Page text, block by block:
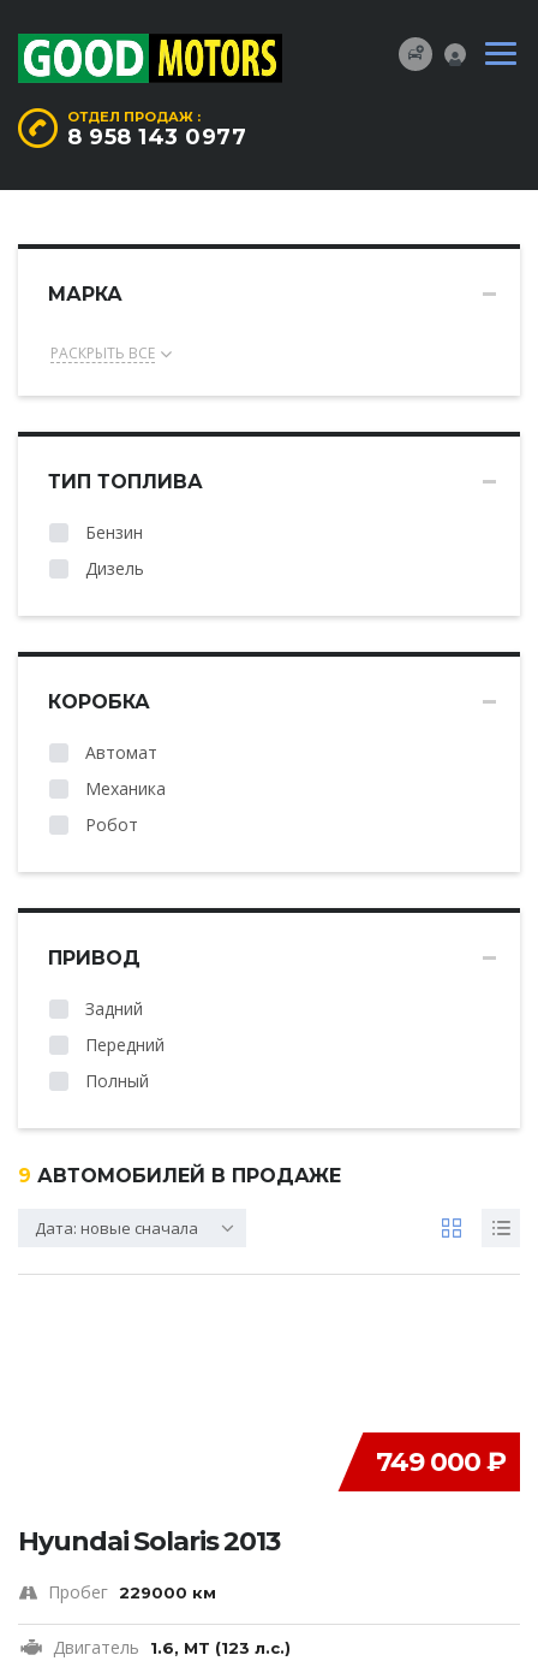
ОТДЕЛ ПРОДАЖ :
8 958 143 0977
МАРКА
РАСКРЫТЬ ВСЕ
ТИП ТОПЛИВА
Бензин
Дизель
КОРОБКА
Автомат
Механика
Робот
ПРИВОД
Задний
Передний
Полный
9 АВТОМОБИЛЕЙ В ПРОДАЖЕ
Дата: новые сначала
749 000 ₽
Hyundai Solaris 2013
Пробег 229000 км
Двигатель 1.6, MT (123 л.с.)